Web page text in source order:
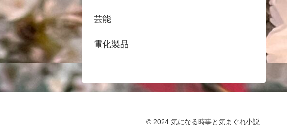
芸能
電化製品
© 2024 気になる時事と気まぐれ小説.